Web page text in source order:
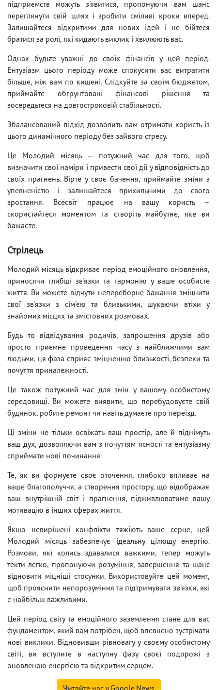
підприємств можуть з'явитися, пропонуючи вам шанс
переглянути свій шлях і зробити сміливі кроки вперед.
Залишайтеся відкритими для нових ідей і не бійтеся
братися за ролі, які кидають виклик і хвилюють вас.
Однак будьте уважні до своїх фінансів у цей період.
Ентузіазм цього періоду може спокусити вас витратити
більше, ніж вам по кишені. Слідкуйте за своїм бюджетом,
приймайте обґрунтовані фінансові рішення та
зосередьтеся на довгостроковій стабільності.
Збалансований підхід дозволить вам отримати користь із
цього динамічного періоду без зайвого стресу.
Це Молодий місяць — потужний час для того, щоб
визначити свої наміри і привести свої дії у відповідність до
своїх прагнень. Вірте у своє бачення, приймайте зміни з
упевненістю і залишайтеся прихильними до свого
зростання. Всесвіт працює на вашу користь –
скористайтеся моментом та створіть майбутнє, яке ви
бажаєте.
Стрілець
Молодий місяць відкриває період емоційного оновлення,
приносячи глибші зв'язки та гармонію у ваше особисте
життя. Ви можете відчути непереборне бажання зміцнити
свої зв'язки з сім'єю та близькими, шукаючи втіхи у
знайомих місцях та змістовних розмовах.
Будь то відвідування родичів, запрошення друзів або
просто приємне проведення часу з найближчими вам
людьми, ця фаза сприяє зміцненню близькості, безпеки та
почуття приналежності.
Це також потужний час для змін у вашому особистому
середовищі. Ви можете виявити, що перебудовуєте свій
будинок, робите ремонт чи навіть думаєте про переїзд.
Ці зміни не тільки освіжать ваш простір, але й піднімуть
ваш дух, дозволяючи вам з почуттям ясності та ентузіазму
сприймати нові починання.
Те, як ви формуєте своє оточення, глибоко впливає на
ваше благополуччя, а створення простору, що відображає
ваш внутрішній світ і прагнення, підживлюватиме вашу
мотивацію в інших сферах життя.
Якщо невирішені конфлікти тяжіють ваше серце, цей
Молодий місяць забезпечує ідеальну цілющу енергію.
Розмови, які колись здавалися важкими, тепер можуть
текти легко, пропонуючи розуміння, завершення та шанс
відновити міцніші стосунки. Використовуйте цей момент,
щоб прояснити непорозуміння та підтримувати зв'язки, які
є найбільш важливими.
Цей період світу та емоційного заземлення стане для вас
фундаментом, який вам потрібен, щоб впевнено зустрічати
нові виклики. Відновивши рівновагу у своєму особистому
світі, ви вступите в наступну фазу своєї подорожі з
оновленою енергією та відкритим серцем.
Читайте нас у Google.News